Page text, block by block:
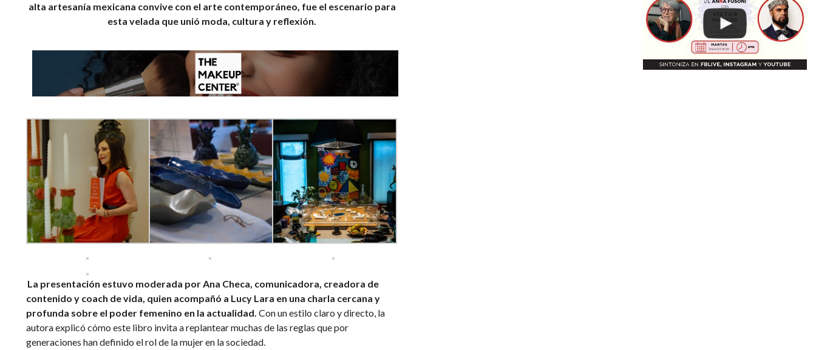
alta artesanía mexicana convive con el arte contemporáneo, fue el escenario para
esta velada que unió moda, cultura y reflexión.
La presentación estuvo moderada por Ana Checa, comunicadora, creadora de
contenido y coach de vida, quien acompañó a Lucy Lara en una charla cercana y
profunda sobre el poder femenino en la actualidad. Con un estilo claro y directo, la
autora explicó cómo este libro invita a replantear muchas de las reglas que por
generaciones han definido el rol de la mujer en la sociedad.